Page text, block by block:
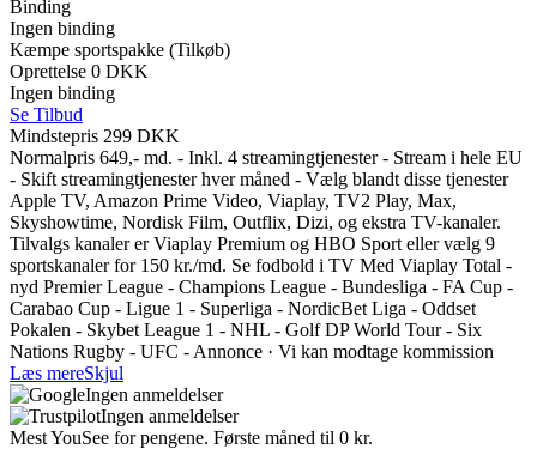
Binding
Ingen binding
Kæmpe sportspakke (Tilkøb)
Oprettelse 0 DKK
Ingen binding
Se Tilbud
Mindstepris 299 DKK
Normalpris 649,- md. - Inkl. 4 streamingtjenester - Stream i hele EU
- Skift streamingtjenester hver måned - Vælg blandt disse tjenester
Apple TV, Amazon Prime Video, Viaplay, TV2 Play, Max,
Skyshowtime, Nordisk Film, Outflix, Dizi, og ekstra TV-kanaler.
Tilvalgs kanaler er Viaplay Premium og HBO Sport eller vælg 9
sportskanaler for 150 kr./md. Se fodbold i TV Med Viaplay Total -
nyd Premier League - Champions League - Bundesliga - FA Cup -
Carabao Cup - Ligue 1 - Superliga - NordicBet Liga - Oddset
Pokalen - Skybet League 1 - NHL - Golf DP World Tour - Six
Nations Rugby - UFC - Annonce · Vi kan modtage kommission
Læs mereSkjul
Ingen anmeldelser
Ingen anmeldelser
Mest YouSee for pengene. Første måned til 0 kr.